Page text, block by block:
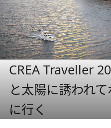
CREA Traveller
と太陽に誘われ
に行く